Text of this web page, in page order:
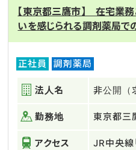
【東京都三鷹市】 在宅業
いを感じられる調剤薬局で
正社員 調剤薬局
法人名 非公開（
勤務地 東京都三
アクセス JR中央線